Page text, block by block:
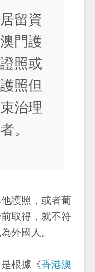
留資
門護
照或
照但
治理
。
護照，或者葡
取得，就不符
外國人。
根據《香港澳